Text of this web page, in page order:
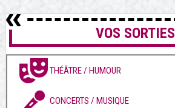
VOS SORTIES
THÉÂTRE / HUMOUR
CONCERTS / MUSIQUE